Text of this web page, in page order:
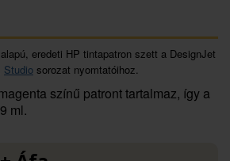
eredeti HP tintapatron szett a DesignJet
Studio sorozat nyomtatóihoz.
színű patront tartalmaz, így a
ml.